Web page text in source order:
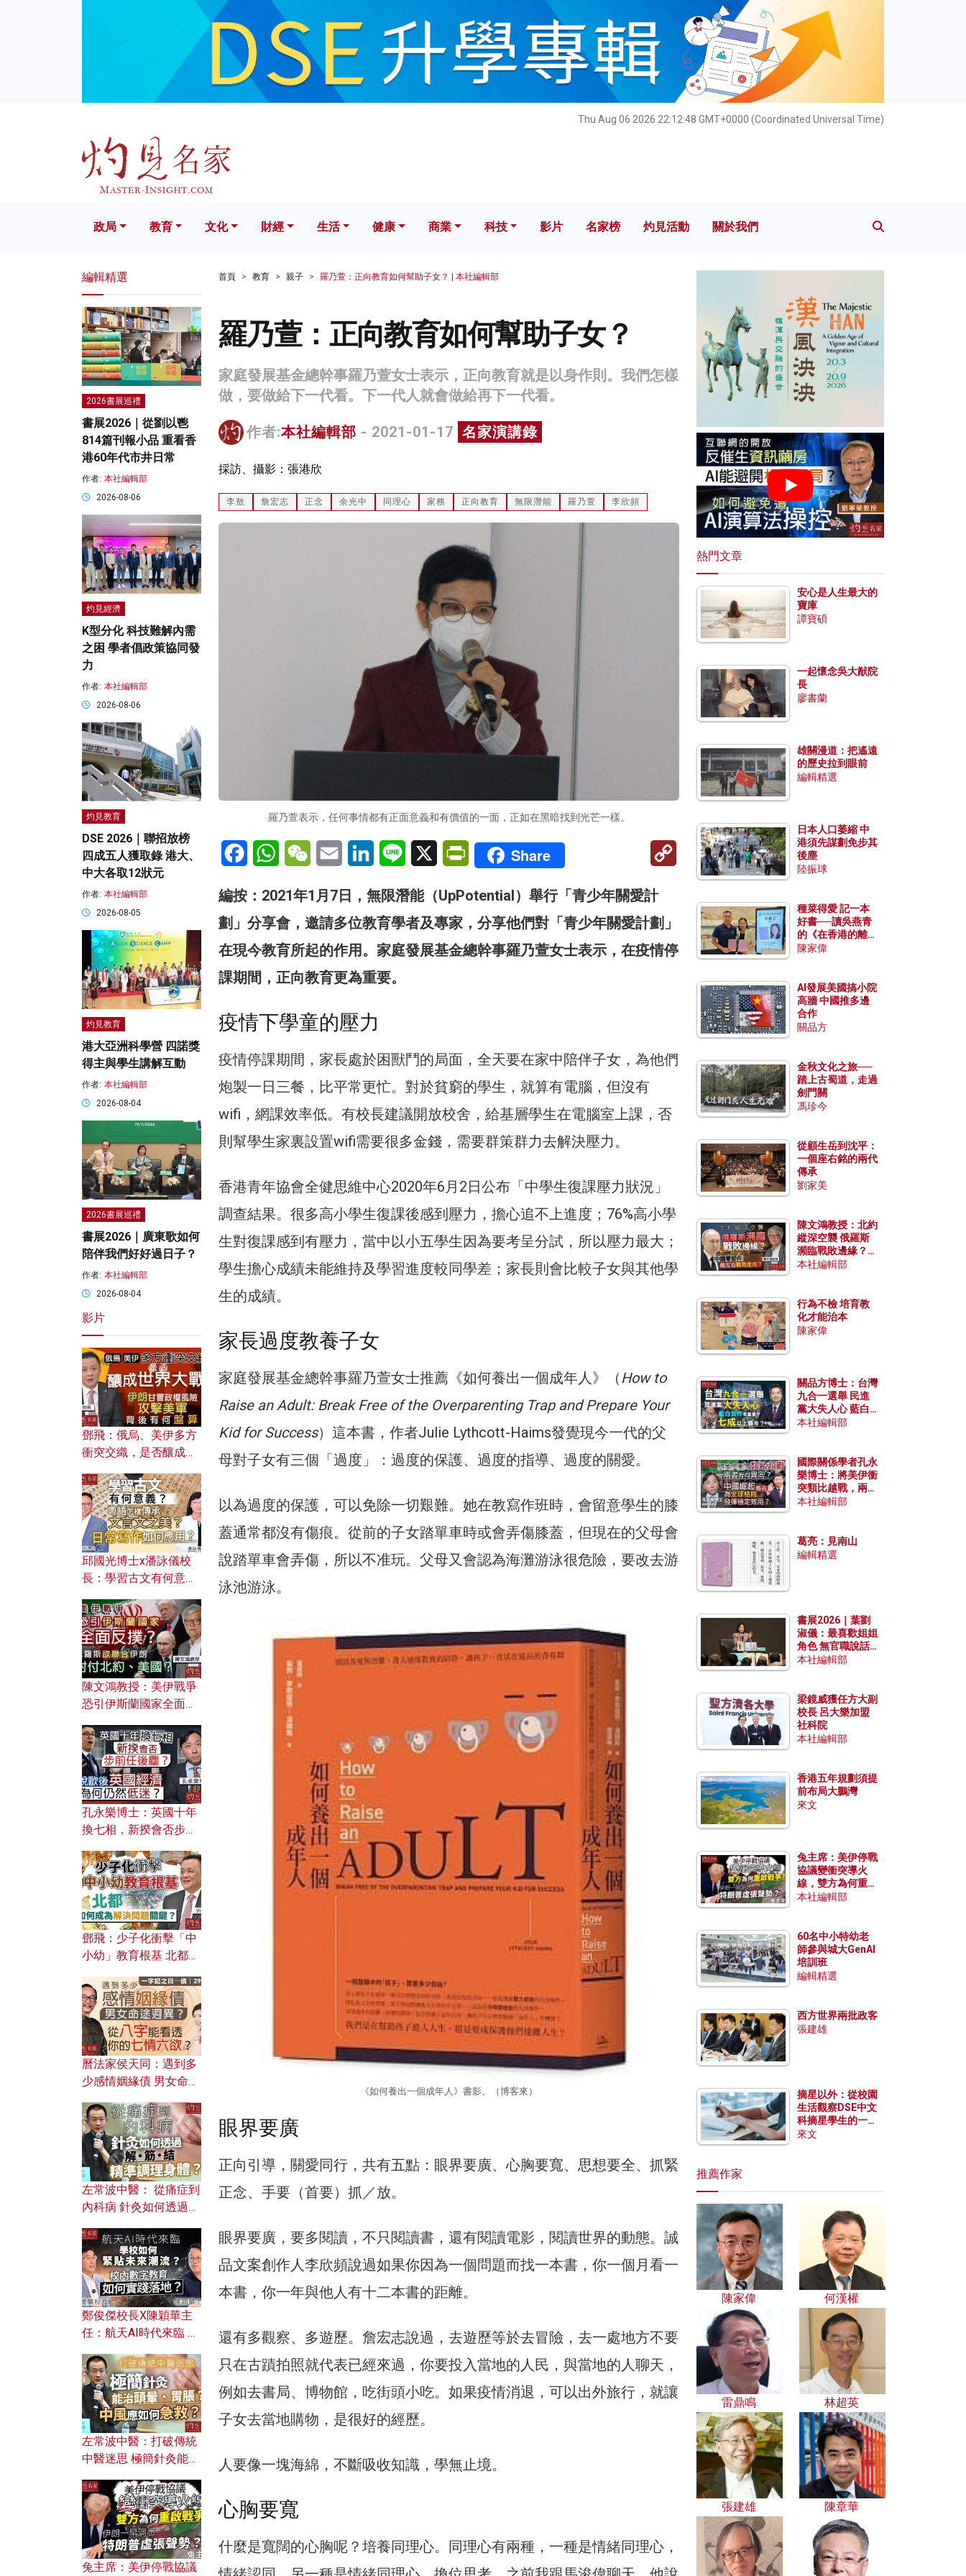
Thu Aug 06 2026 22:12:49 GMT+0000 (Coordinated Universal Time)
文化 財經 生活 健康 科技 影片 名家榜 灼見活動 關於我們
政局 教育 文化 財經 生活 健康 商業 科技 影片 名家榜 灼見活動 關於我們
首頁 教育 親子 羅乃萱：正向教育如何幫助子女？ | 本社編輯部
羅乃萱：正向教育如何幫助子女？
家庭發展基金總幹事羅乃萱女士表示，正向教育就是以身作則。我們怎樣
做，要做給下一代看。下一代人就會做給再下一代看。
作者:本社編輯部 - 2021-01-17 名家演講錄
採訪、攝影：張港欣
李敖 詹宏志 正念 余光中 同理心 家務 正向教育 無限潛能 羅乃萱 李欣頻
羅乃萱表示，任何事情都有正面意義和有價值的一面，正如在黑暗找到光芒一樣。
FacebookWhatsAppWeChatEmail LinkedInLine X PrintFriendly
Share
Copy
編按：2021年1月7日，無限潛能（UpPotential）舉行「青少年關愛計
劃」分享會，邀請多位教育學者及專家，分享他們對「青少年關愛計劃」
在現今教育所起的作用。家庭發展基金總幹事羅乃萱女士表示，在疫情停
課期間，正向教育更為重要。
疫情下學童的壓力
疫情停課期間，家長處於困獸鬥的局面，全天要在家中陪伴子女，為他們
炮製一日三餐，比平常更忙。對於貧窮的學生，就算有電腦，但沒有
wifi，網課效率低。有校長建議開放校舍，給基層學生在電腦室上課，否
則幫學生家裏設置wifi需要很多金錢，需要群策群力去解決壓力。
香港青年協會全健思維中心2020年6月2日公布「中學生復課壓力狀況」
調查結果。很多高小學生復課後感到壓力，擔心追不上進度；76%高小學
生對復課感到有壓力，當中以小五學生因為要考呈分試，所以壓力最大；
學生擔心成績未能維持及學習進度較同學差；家長則會比較子女與其他學
生的成績。
家長過度教養子女
家庭發展基金總幹事羅乃萱女士推薦《如何養出一個成年人》（How to
Raise an Adult: Break Free of the Overparenting Trap and Prepare Your
Kid for Success）這本書，作者Julie Lythcott-Haims發覺現今一代的父
母對子女有三個「過度」：過度的保護、過度的指導、過度的關愛。
以為過度的保護，可以免除一切艱難。她在教寫作班時，會留意學生的膝
蓋通常都沒有傷痕。從前的子女踏單車時或會弄傷膝蓋，但現在的父母會
說踏單車會弄傷，所以不准玩。父母又會認為海灘游泳很危險，要改去游
泳池游泳。
《如何養出一個成年人》書影。（博客來）
眼界要廣
正向引導，關愛同行，共有五點：眼界要廣、心胸要寬、思想要全、抓緊
正念、手要（首要）抓／放。
眼界要廣，要多閱讀，不只閱讀書，還有閱讀電影，閱讀世界的動態。誠
品文案創作人李欣頻說過如果你因為一個問題而找一本書，你一個月看一
本書，你一年與他人有十二本書的距離。
還有多觀察、多遊歷。詹宏志說過，去遊歷等於去冒險，去一處地方不要
只在古蹟拍照就代表已經來過，你要投入當地的人民，與當地的人聊天，
例如去書局、博物館，吃街頭小吃。如果疫情消退，可以出外旅行，就讓
子女去當地購物，是很好的經歷。
人要像一塊海綿，不斷吸收知識，學無止境。
心胸要寬
什麼是寬闊的心胸呢？培養同理心。同理心有兩種，一種是情緒同理心，
編輯精選
2026書展巡禮
書展2026｜從劉以鬯
814篇刊報小品 重看香
港60年代市井日常
作者: 本社編輯部
2026-08-06
灼見經濟
K型分化 科技難解內需
之困 學者倡政策協同發
力
作者: 本社編輯部
2026-08-06
灼見教育
DSE 2026｜聯招放榜
四成五人獲取錄 港大、
中大各取12狀元
作者: 本社編輯部
2026-08-05
灼見教育
港大亞洲科學營 四諾獎
得主與學生講解互動
作者: 本社編輯部
2026-08-04
2026書展巡禮
書展2026｜廣東歌如何
陪伴我們好好過日子？
作者: 本社編輯部
2026-08-04
影片
鄧飛：俄烏、美伊多方
衝突交織，是否釀成世
風險攻擊美軍，背後有
何盤算？
邱國光博士x潘詠儀校
長：學習古文有何意
文之美？ 日常寫作如何
應用？
陳文鴻教授：美伊戰爭
恐引伊斯蘭國家全面反
對付北約美國？
孔永樂博士：英國十年
換七相，新揆會否步前
濟為何仍然低迷？
鄧飛：少子化衝擊「中
小幼」教育根基 北都如
曆法家侯天同：遇到多
少感情姻緣債 男女命途
的七情六欲？
左常波中醫： 從痛症到
內科病 針灸如何透過解
鄭俊傑校長X陳穎華主
任：航天AI時代來臨 學
校內數字教育如何實踐
落地？
左常波中醫：打破傳統
中醫迷思 極簡針灸能治
何急救？
兔主席：美伊停戰協議
熱門文章
安心是人生最大的
寶庫
譚寶碩
一起懷念吳大猷院
長
廖書蘭
雄關漫道：把遙遠
的歷史拉到眼前
編輯精選
日本人口萎縮 中
港須先謀劃免步其
後塵
陸振球
種菜得愛 記一本
好書──讀吳燕青
的《在香港的離島
種菜》
陳家偉
AI發展美國搞小院
高牆 中國推多邊
合作
關品方
金秋文化之旅──
踏上古蜀道，走過
劍門關
馮珍今
從顧生岳到沈平：
一個座右銘的兩代
傳承
劉家美
陳文鴻教授：北約
縱深空襲 俄羅斯
瀕臨戰敗邊緣？中
國零部件能左右戰
本社編輯部
行為不檢 培育教
化才能治本
陳家偉
關品方博士：台灣
九合一選舉 民進
黨大失人心 藍白
合作有望拿下七成
本社編輯部
國際關係學者孔永
樂博士：將美伊衝
突類比越戰，兩者
有何異同？中國崛
本社編輯部
葛亮：見南山
編輯精選
書展2026｜葉劉
淑儀：最喜歡姐姐
角色 無官職說話
包袱少
本社編輯部
梁鏡威獲任方大副
校長 呂大樂加盟
社科院
本社編輯部
香港五年規劃須提
前布局大鵬灣
來文
兔主席：美伊停戰
協議變衝突導火
線，雙方為何重啟
戰爭？伊朗一早洞
本社編輯部
60名中小特幼老
師參與城大GenAI
培訓班
編輯精選
西方世界兩批政客
張建雄
摘星以外：從校園
生活觀察DSE中文
科摘星學生的一點
特質
來文
推薦作家
陳家偉 何漢權
雷鼎鳴 林超英
張建雄 陳章華